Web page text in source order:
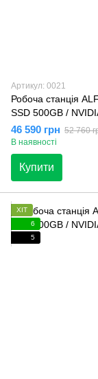
Артикул: 0021
Робоча станція
SSD 500GB /
46 590 грн 52 760
В наявності
Купити
ХІТ
6
5